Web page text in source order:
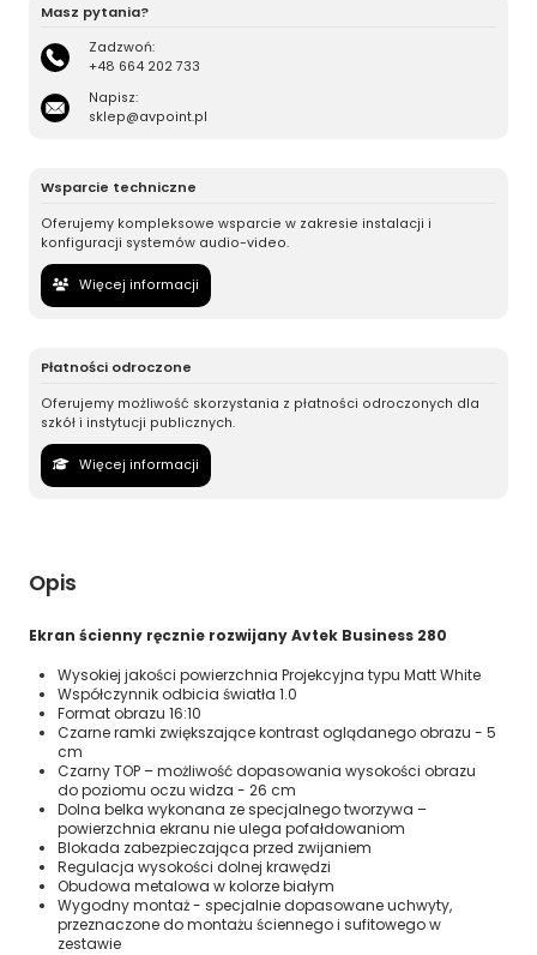
Masz pytania?
Zadzwoń:
+48 664 202 733
Napisz:
sklep@avpoint.pl
Wsparcie techniczne
Oferujemy kompleksowe wsparcie w zakresie instalacji i
konfiguracji systemów audio-video.
Więcej informacji
Płatności odroczone
Oferujemy możliwość skorzystania z płatności odroczonych dla
szkół i instytucji publicznych.
Więcej informacji
Opis
Ekran ścienny ręcznie rozwijany Avtek Business 280
Wysokiej jakości powierzchnia Projekcyjna typu Matt White
Współczynnik odbicia światła 1.0
Format obrazu 16:10
Czarne ramki zwiększające kontrast oglądanego obrazu - 5
cm
Czarny TOP – możliwość dopasowania wysokości obrazu
do poziomu oczu widza - 26 cm
Dolna belka wykonana ze specjalnego tworzywa –
powierzchnia ekranu nie ulega pofałdowaniom
Blokada zabezpieczająca przed zwijaniem
Regulacja wysokości dolnej krawędzi
Obudowa metalowa w kolorze białym
Wygodny montaż - specjalnie dopasowane uchwyty,
przeznaczone do montażu ściennego i sufitowego w
zestawie